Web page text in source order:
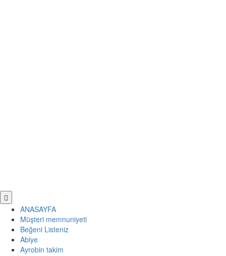
ANASAYFA
Müşteri memnuniyeti
Beğeni Listeniz
Abiye
Ayrobin takim